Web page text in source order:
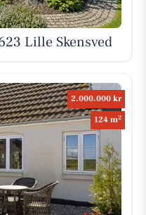
Lille Skensved
2.000.000 kr
124 m2